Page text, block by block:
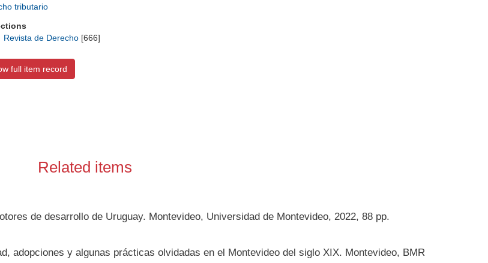
tributario
Revista de Derecho [666]
full item record
Related items
de desarrollo de Uruguay. Montevideo, Universidad de Montevideo, 2022, 88 pp.
adopciones y algunas prácticas olvidadas en el Montevideo del siglo XIX. Montevideo, BMR